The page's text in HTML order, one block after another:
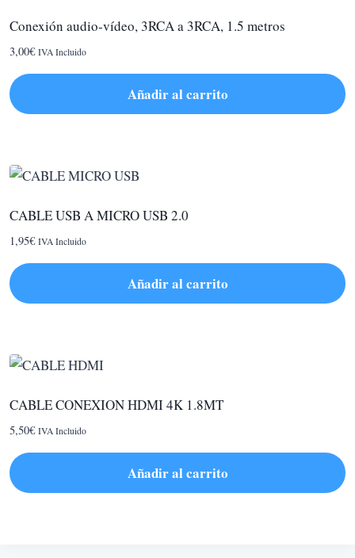
Conexión audio-vídeo, 3RCA a 3RCA, 1.5 metros
3,00€ IVA Incluido
Añadir al carrito
CABLE USB A MICRO USB 2.0
1,95€ IVA Incluido
Añadir al carrito
CABLE CONEXION HDMI 4K 1.8MT
5,50€ IVA Incluido
Añadir al carrito